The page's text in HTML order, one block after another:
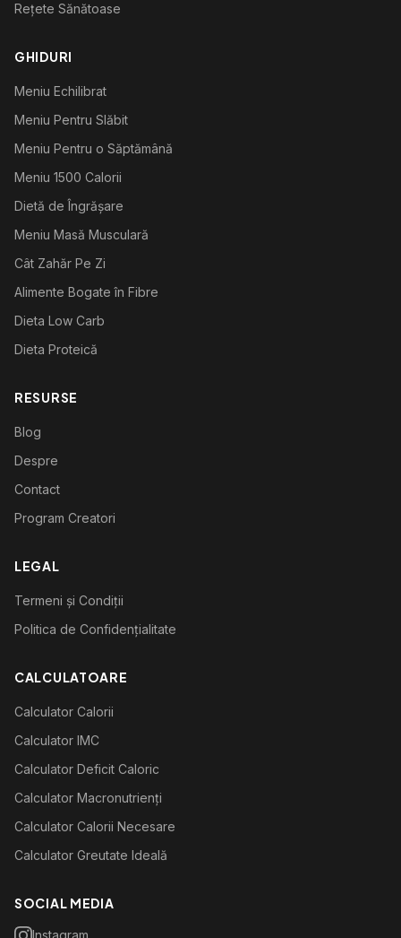
Rețete Sănătoase
GHIDURI
Meniu Echilibrat
Meniu Pentru Slăbit
Meniu Pentru o Săptămână
Meniu 1500 Calorii
Dietă de Îngrășare
Meniu Masă Musculară
Cât Zahăr Pe Zi
Alimente Bogate în Fibre
Dieta Low Carb
Dieta Proteică
RESURSE
Blog
Despre
Contact
Program Creatori
LEGAL
Termeni și Condiții
Politica de Confidențialitate
CALCULATOARE
Calculator Calorii
Calculator IMC
Calculator Deficit Caloric
Calculator Macronutrienți
Calculator Calorii Necesare
Calculator Greutate Ideală
SOCIAL MEDIA
Instagram